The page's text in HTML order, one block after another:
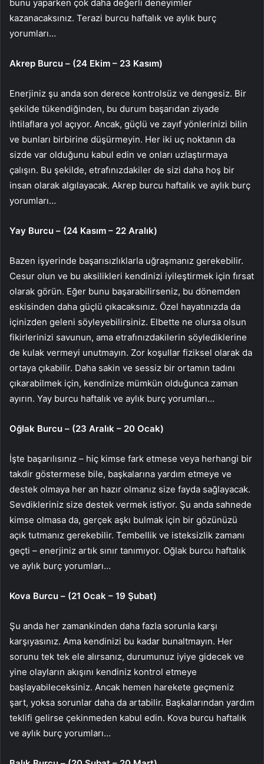
bunu yaparken çok daha değerli deneyimler
kazanacaksınız. Terazi burcu haftalık ve aylık burç
yorumları…
Akrep Burcu – (24 Ekim – 23 Kasım)
Enerjiniz şu anda son derece kontrolsüz ve dengesiz. Bir
şekilde tükendiğinden, bu durum başarıdan ziyade
ihtilaflara yol açıyor. Ancak, güçlü ve zayıf yönlerinizi bilin
ve bunları birbirine düşürmeyin. Her iki uç noktanın da
sizde var olduğunu kabul edin ve onları uzlaştırmaya
çalışın. Bu şekilde, etrafınızdakiler de sizi daha hoş bir
insan olarak algılayacak. Akrep burcu haftalık ve aylık burç
yorumları…
Yay Burcu – (24 Kasım – 22 Aralık)
Bazen işyerinde başarısızlıklarla uğraşmanız gerekebilir.
Cesur olun ve bu aksilikleri kendinizi iyileştirmek için fırsat
olarak görün. Eğer bunu başarabilirseniz, bu dönemden
eskisinden daha güçlü çıkacaksınız. Özel hayatınızda da
içinizden geleni söyleyebilirsiniz. Elbette ne olursa olsun
fikirlerinizi savunun, ama etrafınızdakilerin söylediklerine
de kulak vermeyi unutmayın. Zor koşullar fiziksel olarak da
ortaya çıkabilir. Daha sakin ve sessiz bir ortamın tadını
çıkarabilmek için, kendinize mümkün olduğunca zaman
ayırın. Yay burcu haftalık ve aylık burç yorumları…
Oğlak Burcu – (23 Aralık – 20 Ocak)
İşte başarılısınız – hiç kimse fark etmese veya herhangi bir
takdir göstermese bile, başkalarına yardım etmeye ve
destek olmaya her an hazır olmanız size fayda sağlayacak.
Sevdikleriniz size destek vermek istiyor. Şu anda sahnede
kimse olmasa da, gerçek aşkı bulmak için bir gözünüzü
açık tutmanız gerekebilir. Tembellik ve isteksizlik zamanı
geçti – enerjiniz artık sınır tanımıyor. Oğlak burcu haftalık
ve aylık burç yorumları…
Kova Burcu – (21 Ocak – 19 Şubat)
Şu anda her zamankinden daha fazla sorunla karşı
karşıyasınız. Ama kendinizi bu kadar bunaltmayın. Her
sorunu tek tek ele alırsanız, durumunuz iyiye gidecek ve
yine olayların akışını kendiniz kontrol etmeye
başlayabileceksiniz. Ancak hemen harekete geçmeniz
şart, yoksa sorunlar daha da artabilir. Başkalarından yardım
teklifi gelirse çekinmeden kabul edin. Kova burcu haftalık
ve aylık burç yorumları…